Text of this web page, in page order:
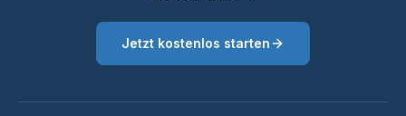
Jetzt kostenlos starten